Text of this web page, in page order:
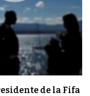
de la Fifa